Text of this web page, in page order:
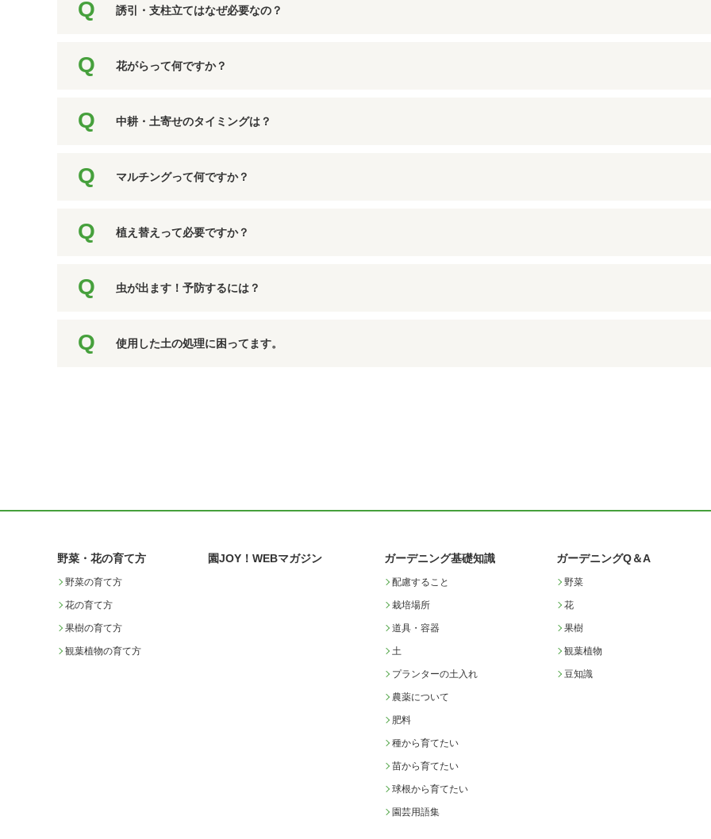
誘引・支柱立てはなぜ必要なの？
花がらって何ですか？
中耕・土寄せのタイミングは？
マルチングって何ですか？
植え替えって必要ですか？
虫が出ます！予防するには？
使用した土の処理に困ってます。
野菜・花の育て方
野菜の育て方
花の育て方
果樹の育て方
観葉植物の育て方
園JOY！WEBマガジン ガーデニング基礎知識
配慮すること
栽培場所
道具・容器
土
プランターの土入れ
農薬について
肥料
種から育てたい
苗から育てたい
球根から育てたい
園芸用語集
ガーデニングQ＆A
野菜
花
果樹
観葉植物
豆知識